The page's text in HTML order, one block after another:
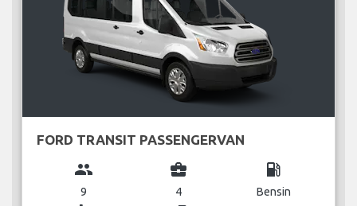
FORD TRANSIT PASSENGERVAN
group
9
business_center
4
local_gas_station
Bensin